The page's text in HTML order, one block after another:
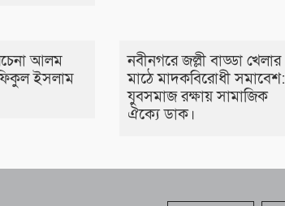
আলম
ইসলাম
নবীনগরে জল্লী বাড্ডা খেলার
মাঠে মাদকবিরোধী সমাবেশ:
যুবসমাজ রক্ষায় সামাজিক
ঐক্যে ডাক।